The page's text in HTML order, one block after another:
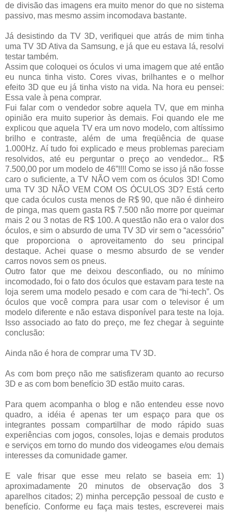
de divisão das imagens era muito menor do que no sistema
passivo, mas mesmo assim incomodava bastante.
Já desistindo da TV 3D, verifiquei que atrás de mim tinha
uma TV 3D Ativa da Samsung, e já que eu estava lá, resolvi
testar também.
Assim que coloquei os óculos vi uma imagem que até então
eu nunca tinha visto. Cores vivas, brilhantes e o melhor
efeito 3D que eu já tinha visto na vida. Na hora eu pensei:
Essa vale à pena comprar.
Fui falar com o vendedor sobre aquela TV, que em minha
opinião era muito superior às demais. Foi quando ele me
explicou que aquela TV era um novo modelo, com altíssimo
brilho e contraste, além de uma freqüência de quase
1.000Hz. Aí tudo foi explicado e meus problemas pareciam
resolvidos, até eu perguntar o preço ao vendedor... R$
7.500,00 por um modelo de 46”!!!! Como se isso já não fosse
caro o suficiente, a TV NÃO vem com os óculos 3D! Como
uma TV 3D NÃO VEM COM OS ÓCULOS 3D? Está certo
que cada óculos custa menos de R$ 90, que não é dinheiro
de pinga, mas quem gasta R$ 7.500 não morre por queimar
mais 2 ou 3 notas de R$ 100. A questão não era o valor dos
óculos, e sim o absurdo de uma TV 3D vir sem o “acessório”
que proporciona o aproveitamento do seu principal
destaque. Achei quase o mesmo absurdo de se vender
carros novos sem os pneus.
Outro fator que me deixou desconfiado, ou no mínimo
incomodado, foi o fato dos óculos que estavam para teste na
loja serem uma modelo pesado e com cara de “hi-tech”. Os
óculos que você compra para usar com o televisor é um
modelo diferente e não estava disponível para teste na loja.
Isso associado ao fato do preço, me fez chegar à seguinte
conclusão:
Ainda não é hora de comprar uma TV 3D.
As com bom preço não me satisfizeram quanto ao recurso
3D e as com bom benefício 3D estão muito caras.
Para quem acompanha o blog e não entendeu esse novo
quadro, a idéia é apenas ter um espaço para que os
integrantes possam compartilhar de modo rápido suas
experiências com jogos, consoles, lojas e demais produtos
e serviços em torno do mundo dos videogames e/ou demais
interesses da comunidade gamer.
E vale frisar que esse meu relato se baseia em: 1)
aproximadamente 20 minutos de observação dos 3
aparelhos citados; 2) minha percepção pessoal de custo e
benefício. Conforme eu faça mais testes, escreverei mais